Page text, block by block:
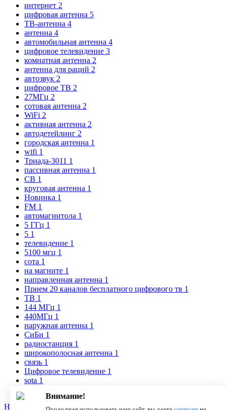
интернет 2
цифровая антенна 5
ТВ-антенна 4
антенна 4
автомобильная антенна 4
цифровое телевидение 3
комнатная антенна 2
антенна для раций 2
автозвук 2
цифровое ТВ 2
27МГц 2
сотовая антенна 2
WiFi 2
активная антенна 2
автодетейлинг 2
городская антенна 1
wifi 1
Триада-3011 1
пассивная антенна 1
CB 1
круговая антенна 1
Новинка 1
FM 1
автомагнитола 1
5 ГГц 1
5 1
телевидение 1
5100 мгц 1
сота 1
на магните 1
направленная антенна 1
Прием 20 каналов бесплатного цифрового тв 1
ТВ 1
144 МГц 1
440МГц 1
наружная антенна 1
СиБи 1
радиостанция 1
широкополосная антенна 1
связь 1
Цифровое телевидение 1
sota 1
Новости
О компанииСтатьи
Внимание!